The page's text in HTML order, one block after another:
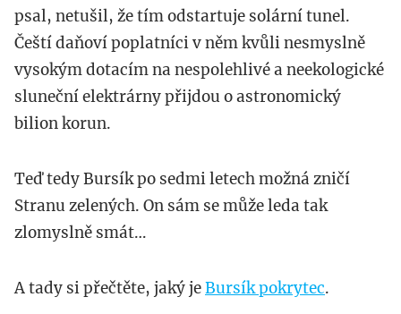
psal, netušil, že tím odstartuje solární tunel.
Čeští daňoví poplatníci v něm kvůli nesmyslně
vysokým dotacím na nespolehlivé a neekologické
sluneční elektrárny přijdou o astronomický
bilion korun.
Teď tedy Bursík po sedmi letech možná zničí
Stranu zelených. On sám se může leda tak
zlomyslně smát…
A tady si přečtěte, jaký jeBursík pokrytec.